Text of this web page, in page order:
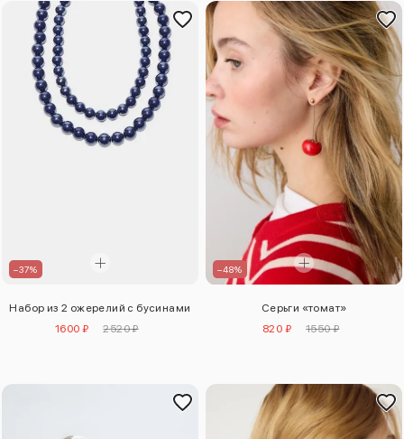
–37%
Набор из 2 ожерелий с бусинами
1600 ₽
2520 ₽
–48%
Серьги «томат»
820 ₽
1550 ₽